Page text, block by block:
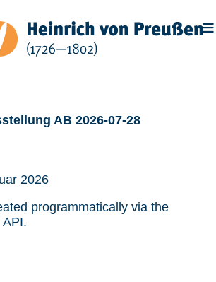
AB 2026-07-28
2026
programmatically via the